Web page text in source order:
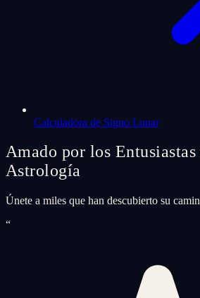
Calculadora de Signo Lunar
Amado por los Entusiastas
Astrología
Únete a miles que han descubierto su
“